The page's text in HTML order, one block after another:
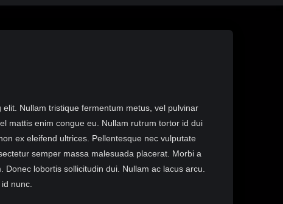
Nullam tristique fermentum metus, vel pulvinar
mattis enim congue eu. Nullam rutrum tortor id dui
ex eleifend ultrices. Pellentesque nec vulputate
semper massa malesuada placerat. Morbi a
lobortis sollicitudin dui. Nullam ac lacus arcu.
nunc.